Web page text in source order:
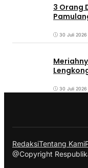
3 Orang
30 Juli 2026
30 Juli 2026
RedaksiTentang Kami
@Copyright